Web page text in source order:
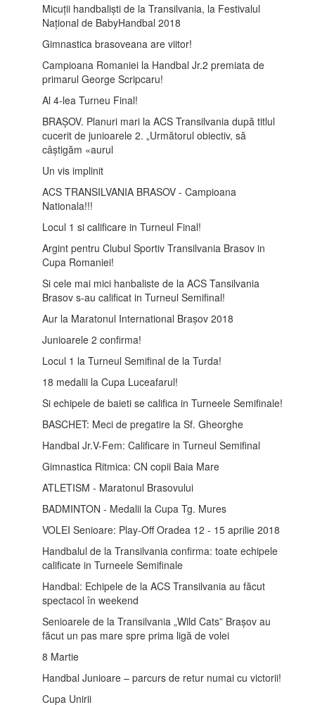
Micuții handbaliști de la Transilvania, la Festivalul
Național de BabyHandbal 2018
Gimnastica brasoveana are viitor!
Campioana Romaniei la Handbal Jr.2 premiata de
primarul George Scripcaru!
Al 4-lea Turneu Final!
BRAȘOV. Planuri mari la ACS Transilvania după titlul
cucerit de junioarele 2. „Următorul obiectiv, să
câștigăm «aurul
Un vis implinit
ACS TRANSILVANIA BRASOV - Campioana
Nationala!!!
Locul 1 si calificare in Turneul Final!
Argint pentru Clubul Sportiv Transilvania Brasov in
Cupa Romaniei!
Si cele mai mici hanbaliste de la ACS Tansilvania
Brasov s-au calificat in Turneul Semifinal!
Aur la Maratonul International Brașov 2018
Junioarele 2 confirma!
Locul 1 la Turneul Semifinal de la Turda!
18 medalii la Cupa Luceafarul!
Si echipele de baieti se califica in Turneele Semifinale!
BASCHET: Meci de pregatire la Sf. Gheorghe
Handbal Jr.V-Fem: Calificare in Turneul Semifinal
Gimnastica Ritmica: CN copii Baia Mare
ATLETISM - Maratonul Brasovului
BADMINTON - Medalii la Cupa Tg. Mures
VOLEI Senioare: Play-Off Oradea 12 - 15 aprilie 2018
Handbalul de la Transilvania confirma: toate echipele
calificate in Turneele Semifinale
Handbal: Echipele de la ACS Transilvania au făcut
spectacol în weekend
Senioarele de la Transilvania „Wild Cats” Brașov au
făcut un pas mare spre prima ligă de volei
8 Martie
Handbal Junioare – parcurs de retur numai cu victorii!
Cupa Unirii